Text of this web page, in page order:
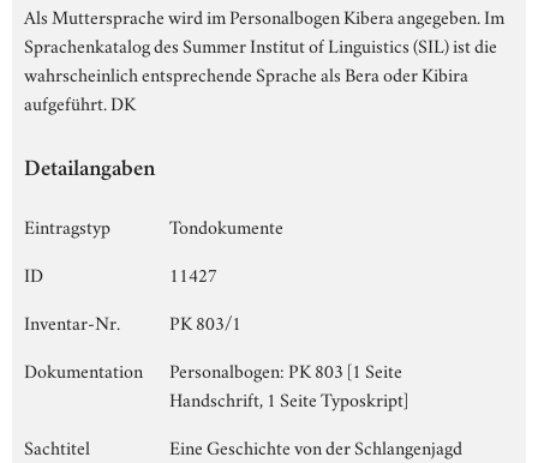
Als Muttersprache wird im Personalbogen Kibera angegeben. Im
Sprachenkatalog des Summer Institut of Linguistics (SIL) ist die
wahrscheinlich entsprechende Sprache als Bera oder Kibira
aufgeführt. DK
Detailangaben
Eintragstyp
Tondokumente
ID
11427
Inventar-Nr.
PK 803/1
Dokumentation
Personalbogen: PK 803 [1 Seite
Handschrift, 1 Seite Typoskript]
Sachtitel
Eine Geschichte von der Schlangenjagd